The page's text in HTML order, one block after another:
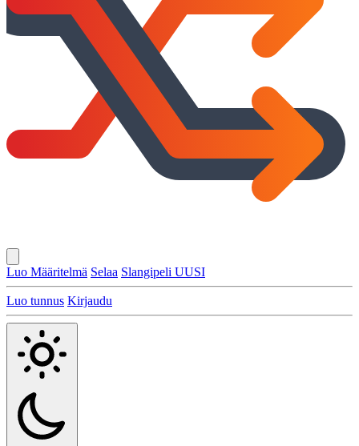
Luo Määritelmä Selaa Slangipeli UUSI
Luo tunnus Kirjaudu